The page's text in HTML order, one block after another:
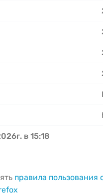
в 15:18
правила пользования